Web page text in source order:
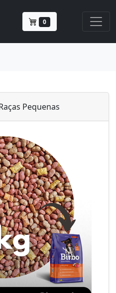
0
Pequenas